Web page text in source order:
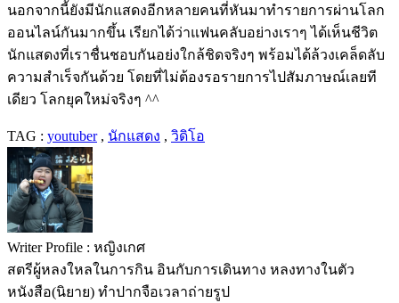
นอกจากนี้ยังมีนักแสดงอีกหลายคนที่หันมาทำรายการผ่านโลก
ออนไลน์กันมากขึ้น เรียกได้ว่าแฟนคลับอย่างเราๆ ได้เห็นชีวิต
นักแสดงที่เราชื่นชอบกันอย่งใกล้ชิดจริงๆ พร้อมได้ล้วงเคล็ดลับ
ความสำเร็จกันด้วย โดยที่ไม่ต้องรอรายการไปสัมภาษณ์เลยที
เดียว โลกยุคใหม่จริงๆ ^^
TAG : youtuber, นักแสดง , วิดิโอ
Writer Profile : หญิงเกศ
สตรีผู้หลงใหลในการกิน อินกับการเดินทาง หลงทางในตัว
หนังสือ(นิยาย) ทำปากจือเวลาถ่ายรูป